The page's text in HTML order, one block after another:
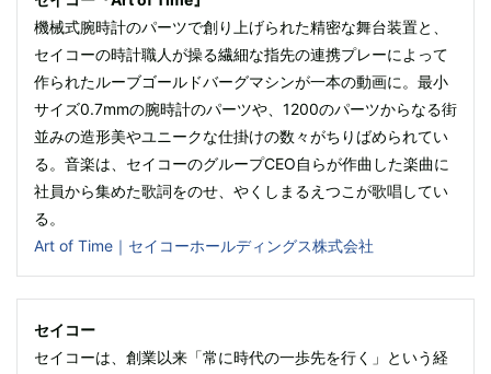
機械式腕時計のパーツで創り上げられた精密な舞台装置と、
セイコーの時計職人が操る繊細な指先の連携プレーによって
作られたルーブゴールドバーグマシンが一本の動画に。最小
サイズ0.7mmの腕時計のパーツや、1200のパーツからなる街
並みの造形美やユニークな仕掛けの数々がちりばめられてい
る。音楽は、セイコーのグループCEO自らが作曲した楽曲に
社員から集めた歌詞をのせ、やくしまるえつこが歌唱してい
る。
Art of Time｜セイコーホールディングス株式会社
セイコー
セイコーは、創業以来「常に時代の一歩先を行く」という経